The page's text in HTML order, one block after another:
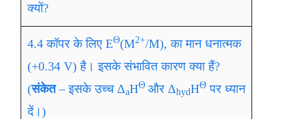
क्यों?
4.4 कॉपर के लिए EΘ(M2+/M), का मान धनात्मक
(+0.34 V) है। इसके संभावित कारण क्या हैं?
(संकेत– इसके उच्च ΔaHΘ और ΔhydHΘ पर ध्यान
दें।)